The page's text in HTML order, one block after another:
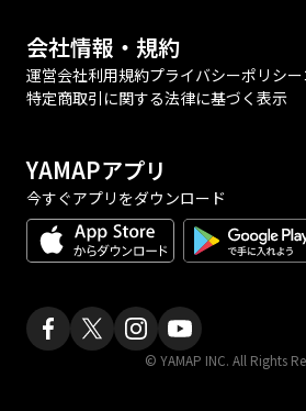
会社情報・規約
運営会社利用規約プライバシーポリシー
特定商取引に関する法律に基づく表示
YAMAPアプリ
今すぐアプリをダウンロード
© YAMAP INC. All Rights